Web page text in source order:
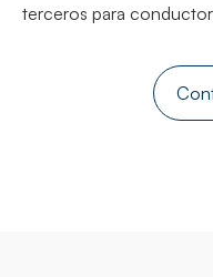
terceros para